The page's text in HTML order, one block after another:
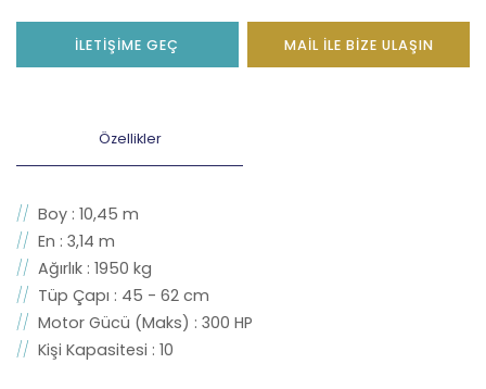
İLETİŞİME GEÇ MAİL İLE BİZE ULAŞIN
Özellikler
Boy : 10,45 m
En : 3,14 m
Ağırlık : 1950 kg
Tüp Çapı : 45 - 62 cm
Motor Gücü (Maks) : 300 HP
Kişi Kapasitesi : 10